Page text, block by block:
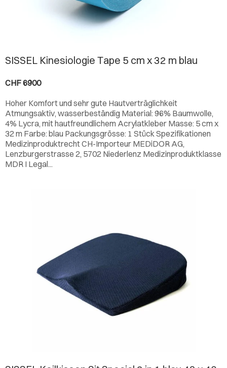
SISSEL Kinesiologie Tape 5 cm x 32 m blau
CHF 6900
Hoher Komfort und sehr gute Hautverträglichkeit
Atmungsaktiv, wasserbeständig Material: 96% Baumwolle,
4% Lycra, mit hautfreundlichem Acrylatkleber Masse: 5 cm x
32 m Farbe: blau Packungsgrösse: 1 Stück Spezifikationen
Medizinproduktrecht CH-Importeur MEDiDOR AG,
Lenzburgerstrasse 2, 5702 Niederlenz Medizinproduktklasse
MDR I Legal...